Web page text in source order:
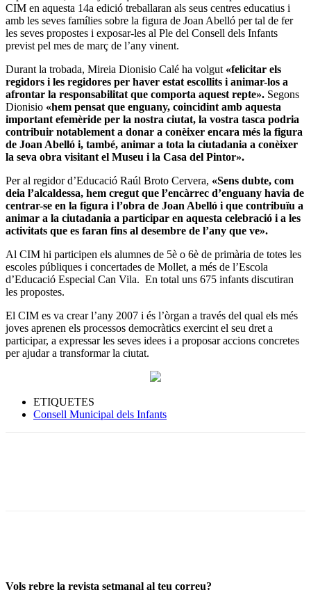
CIM en aquesta 14a edició treballaran als seus centres educatius i
amb les seves famílies sobre la figura de Joan Abelló per tal de fer
les seves propostes i exposar-les al Ple del Consell dels Infants
previst pel mes de març de l’any vinent.
Durant la trobada, Mireia Dionisio Calé ha volgut «felicitar els
regidors i les regidores per haver estat escollits i animar-los a
afrontar la responsabilitat que comporta aquest repte». Segons
Dionisio «hem pensat que enguany, coincidint amb aquesta
important efemèride per la nostra ciutat, la vostra tasca podria
contribuir notablement a donar a conèixer encara més la figura
de Joan Abelló i, també, animar a tota la ciutadania a conèixer
la seva obra visitant el Museu i la Casa del Pintor».
Per al regidor d’Educació Raúl Broto Cervera, «Sens dubte, com
deia l’alcaldessa, hem cregut que l’encàrrec d’enguany havia de
centrar-se en la figura i l’obra de Joan Abelló i que contribuïu a
animar a la ciutadania a participar en aquesta celebració i a les
activitats que es faran fins al desembre de l’any que ve».
Al CIM hi participen els alumnes de 5è o 6è de primària de totes les
escoles públiques i concertades de Mollet, a més de l’Escola
d’Educació Especial Can Vila. En total uns 675 infants discutiran
les propostes.
El CIM es va crear l’any 2007 i és l’òrgan a través del qual els més
joves aprenen els processos democràtics exercint el seu dret a
participar, a expressar les seves idees i a proposar accions concretes
per ajudar a transformar la ciutat.
ETIQUETES
Consell Municipal dels Infants
Vols rebre la revista setmanal al teu correu?